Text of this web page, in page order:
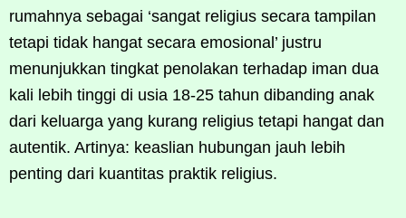
rumahnya sebagai ‘sangat religius secara tampilan
tetapi tidak hangat secara emosional’ justru
menunjukkan tingkat penolakan terhadap iman dua
kali lebih tinggi di usia 18-25 tahun dibanding anak
dari keluarga yang kurang religius tetapi hangat dan
autentik. Artinya: keaslian hubungan jauh lebih
penting dari kuantitas praktik religius.